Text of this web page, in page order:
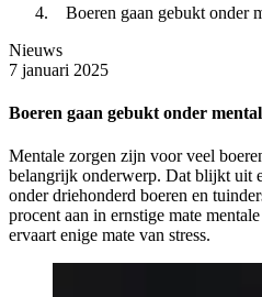
Boeren gaan gebukt onder
Nieuws
7 januari 2025
Boeren gaan gebukt onder
Mentale zorgen zijn voor veel
belangrijk onderwerp. Dat blijkt uit
onder driehonderd boeren en
procent aan in ernstige mate
ervaart enige mate van stress.